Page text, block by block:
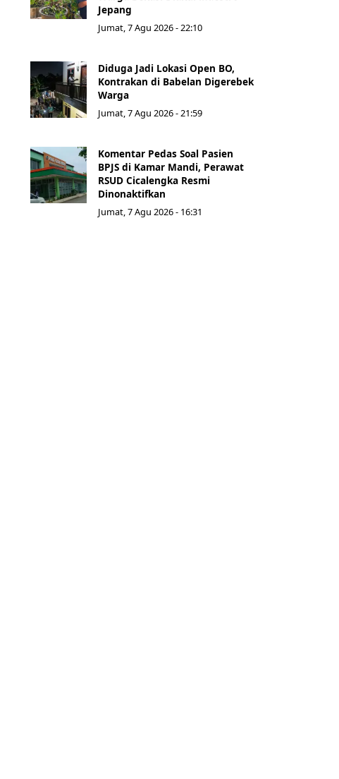
Jepang
Jumat, 7 Agu 2026 - 22:10
Diduga Jadi Lokasi Open BO,
Kontrakan di Babelan Digerebek
Warga
Jumat, 7 Agu 2026 - 21:59
Komentar Pedas Soal Pasien
BPJS di Kamar Mandi, Perawat
RSUD Cicalengka Resmi
Dinonaktifkan
Jumat, 7 Agu 2026 - 16:31